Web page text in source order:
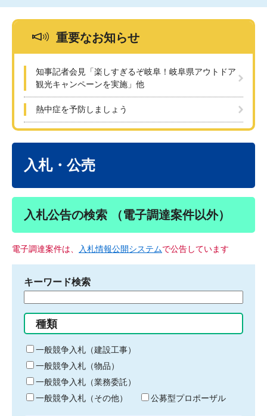
重要なお知らせ
知事記者会見「楽しすぎるぞ岐阜！岐阜県アウトドア
観光キャンペーンを実施」他
熱中症を予防しましょう
入札・公売
入札公告の検索 （電子調達案件以外）
電子調達案件は、 入札情報公開システムで公告しています
キーワード検索
る
キ
ー
ワ
ー
ド
種類
一般競争入札（建設工事）
一般競争入札（物品）
一般競争入札（業務委託）
一般競争入札（その他）
公募型プロポーザル